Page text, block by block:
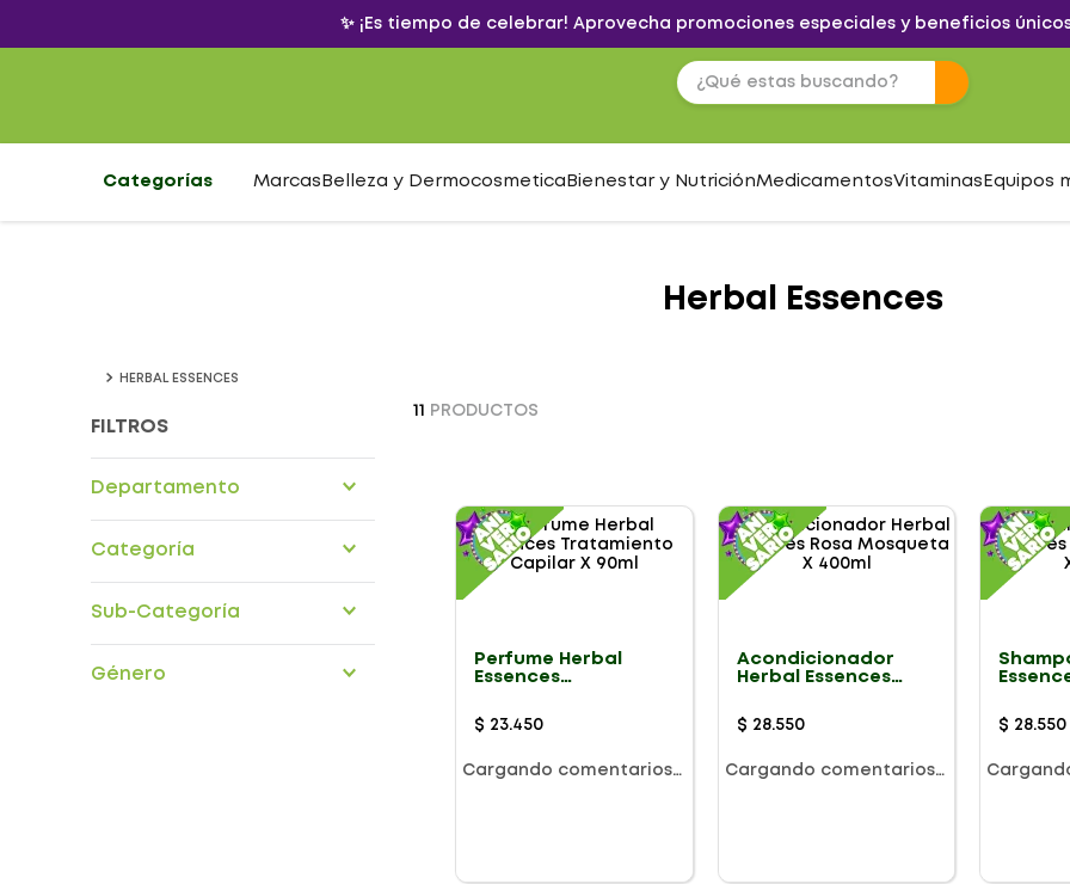
✨ ¡Es tiempo de celebrar! Aprovecha promociones especiales y beneficios
Categorías Marcas Belleza y Dermocosmetica Bienestar y NutriciónMedicamentosVitaminas Equipos
Herbal Essences
HERBAL ESSENCES
FILTROS
Departamento
Categoría
Sub-Categoría
Cremas peinar
Género
11 PRODUCTOS
Perfume Herbal
Essences
Capilar X 90ml
$ 23.450
Cargando comentarios…
Acondicionador
Herbal Essences
400ml
$ 28.550
Cargando comentarios…
$ 28.550